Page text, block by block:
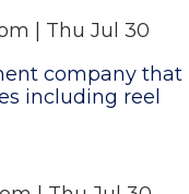
Thu Jul 30
company that
including reel